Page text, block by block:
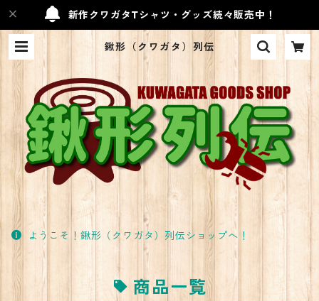
新作クワガタTシャツ・グッズ続々販売中！
鍬形（クワガタ）列伝
ようこそ！鍬形（クワガタ）列伝ショップへ！
商品一覧